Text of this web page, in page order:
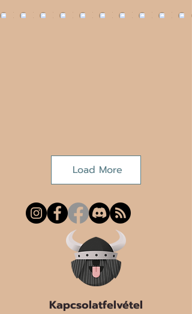
Kapcsolatfelvétel
Load More